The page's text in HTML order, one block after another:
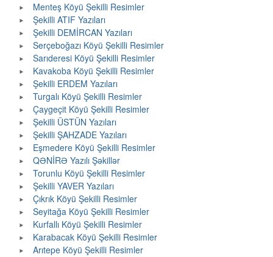
Menteş Köyü Şekilli Resimler
Şekilli ATIF Yazıları
Şekilli DEMİRCAN Yazıları
Serçeboğazı Köyü Şekilli Resimler
Sarıderesi Köyü Şekilli Resimler
Kavakoba Köyü Şekilli Resimler
Şekilli ERDEM Yazıları
Turgalı Köyü Şekilli Resimler
Çaygeçit Köyü Şekilli Resimler
Şekilli ÜSTÜN Yazıları
Şekilli ŞAHZADE Yazıları
Eşmedere Köyü Şekilli Resimler
QƏNİRƏ Yazılı Şəkillər
Torunlu Köyü Şekilli Resimler
Şekilli YAVER Yazıları
Çıkrık Köyü Şekilli Resimler
Seyitağa Köyü Şekilli Resimler
Kurfallı Köyü Şekilli Resimler
Karabacak Köyü Şekilli Resimler
Arıtepe Köyü Şekilli Resimler